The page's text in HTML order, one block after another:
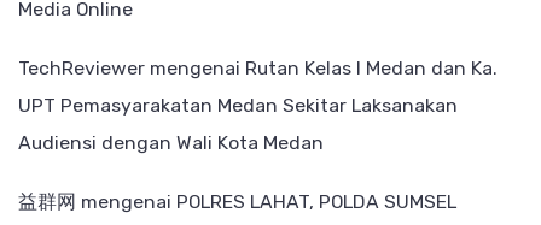
Media Online
TechReviewer mengenai Rutan Kelas I Medan dan Ka.
UPT Pemasyarakatan Medan Sekitar Laksanakan
Audiensi dengan Wali Kota Medan
益群网 mengenai POLRES LAHAT, POLDA SUMSEL